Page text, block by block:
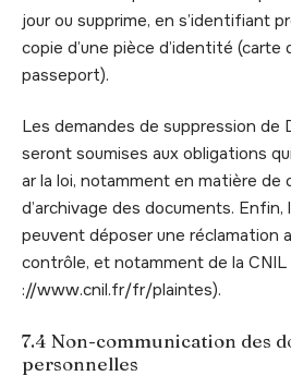
jour ou supprime, en s’identifiant
copie d’une pièce d’identité (carte
passeport).
Les demandes de suppression de
seront soumises aux obligations
ar la loi, notamment en matière de
d’archivage des documents.
peuvent déposer une réclamation
contrôle, et notamment de la
://www.cnil.fr/fr/plaintes).
7.4 Non-communication des
personnelles